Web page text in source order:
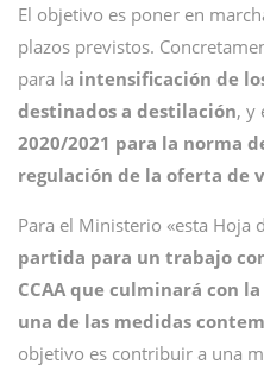
El objetivo es poner en
plazos previstos.
para la intensificación de
destinados a destilación, y
2020/2021 para la norma
regulación de la oferta de
Para el Ministerio «esta Hoja
partida para un trabajo
CCAA que culminará con
una de las medidas
objetivo es contribuir a una